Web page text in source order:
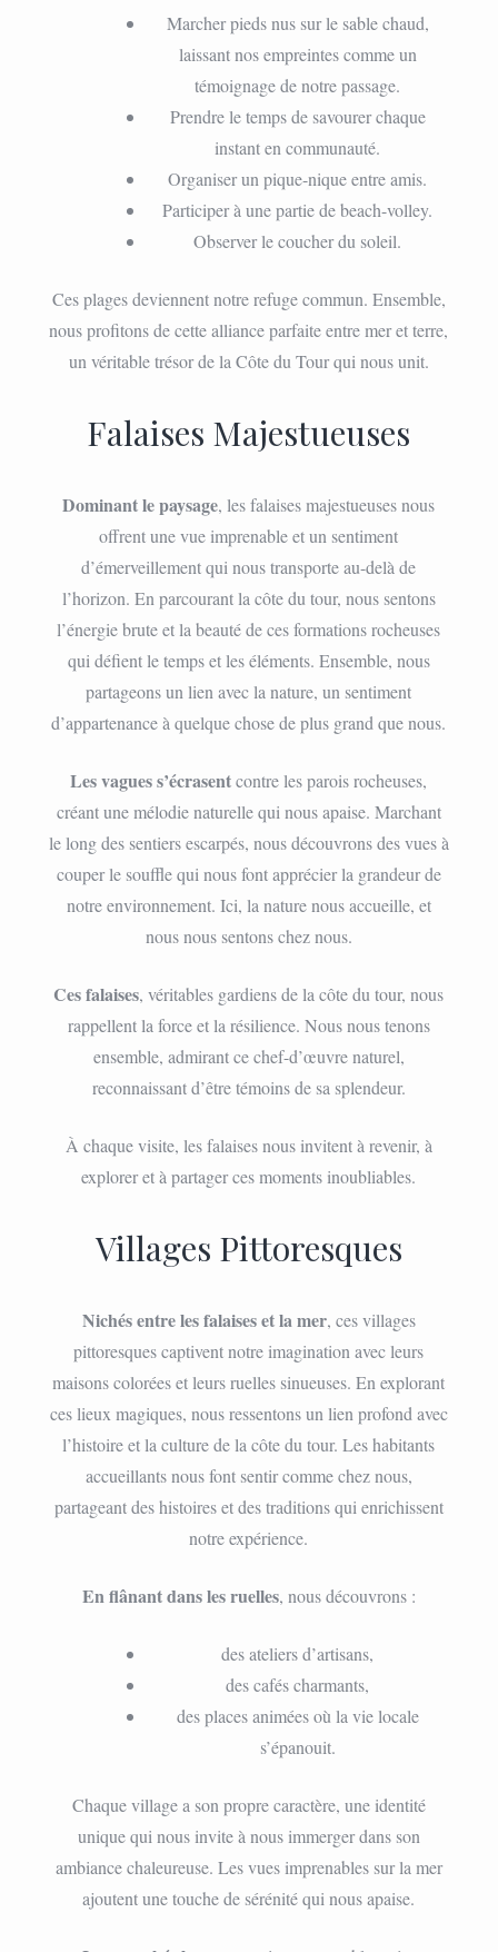
Marcher pieds nus sur le sable chaud,
laissant nos empreintes comme un
témoignage de notre passage.
Prendre le temps de savourer chaque
instant en communauté.
Organiser un pique-nique entre amis.
Participer à une partie de beach-volley.
Observer le coucher du soleil.
Ces plages deviennent notre refuge commun. Ensemble,
nous profitons de cette alliance parfaite entre mer et terre,
un véritable trésor de la Côte du Tour qui nous unit.
Falaises Majestueuses
Dominant le paysage, les falaises majestueuses nous
offrent une vue imprenable et un sentiment
d’émerveillement qui nous transporte au-delà de
l’horizon. En parcourant la côte du tour, nous sentons
l’énergie brute et la beauté de ces formations rocheuses
qui défient le temps et les éléments. Ensemble, nous
partageons un lien avec la nature, un sentiment
d’appartenance à quelque chose de plus grand que nous.
Les vagues s’écrasentcontre les parois rocheuses,
créant une mélodie naturelle qui nous apaise. Marchant
le long des sentiers escarpés, nous découvrons des vues à
couper le souffle qui nous font apprécier la grandeur de
notre environnement. Ici, la nature nous accueille, et
nous nous sentons chez nous.
Ces falaises, véritables gardiens de la côte du tour, nous
rappellent la force et la résilience. Nous nous tenons
ensemble, admirant ce chef-d’œuvre naturel,
reconnaissant d’être témoins de sa splendeur.
À chaque visite, les falaises nous invitent à revenir, à
explorer et à partager ces moments inoubliables.
Villages Pittoresques
Nichés entre les falaises et la mer, ces villages
pittoresques captivent notre imagination avec leurs
maisons colorées et leurs ruelles sinueuses. En explorant
ces lieux magiques, nous ressentons un lien profond avec
l’histoire et la culture de la côte du tour. Les habitants
accueillants nous font sentir comme chez nous,
partageant des histoires et des traditions qui enrichissent
notre expérience.
En flânant dans les ruelles, nous découvrons :
des ateliers d’artisans,
des cafés charmants,
des places animées où la vie locale
s’épanouit.
Chaque village a son propre caractère, une identité
unique qui nous invite à nous immerger dans son
ambiance chaleureuse. Les vues imprenables sur la mer
ajoutent une touche de sérénité qui nous apaise.